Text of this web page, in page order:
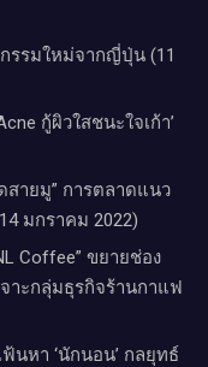
รรมใหม่จากญี่ปุ่น (11
กู้ผิวใสชนะใจเก้า’
สายมู” การตลาดแนว
มกราคม 2022)
Coffee” ขยายช่อง
จาะกลุ่มธุรกิจร้านกาแฟ
ฟ้นหา ‘นักนอน’ กลยุทธ์